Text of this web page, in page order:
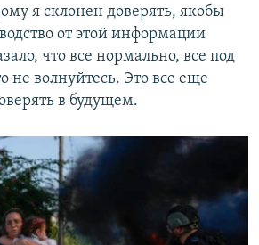
я склонен доверять, якобы
от этой информации
что все нормально, все под
не волнуйтесь. Это все еще
в будущем.